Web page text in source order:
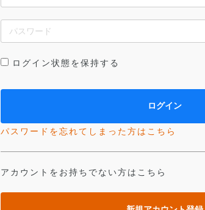
ログイン状態を保持する
パスワードを忘れてしまった方はこちら
アカウントをお持ちでない方はこちら